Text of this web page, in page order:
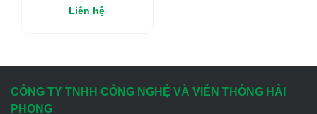
Liên hệ
CÔNG TY TNHH CÔNG NGHỆ VÀ VIỄN THÔNG HẢI
PHONG